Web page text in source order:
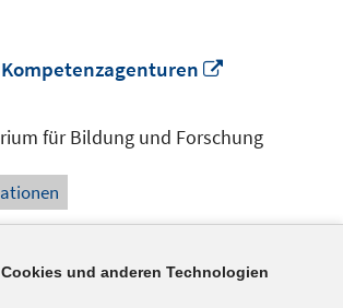
öffnen
für Bildung und Forschung
und anderen Technologien